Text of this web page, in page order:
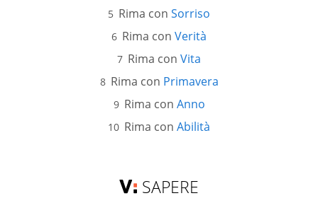
Rima con Sorriso
Rima con Verità
Rima con Vita
Rima con Primavera
Rima con Anno
Rima con Abilità
SAPERE